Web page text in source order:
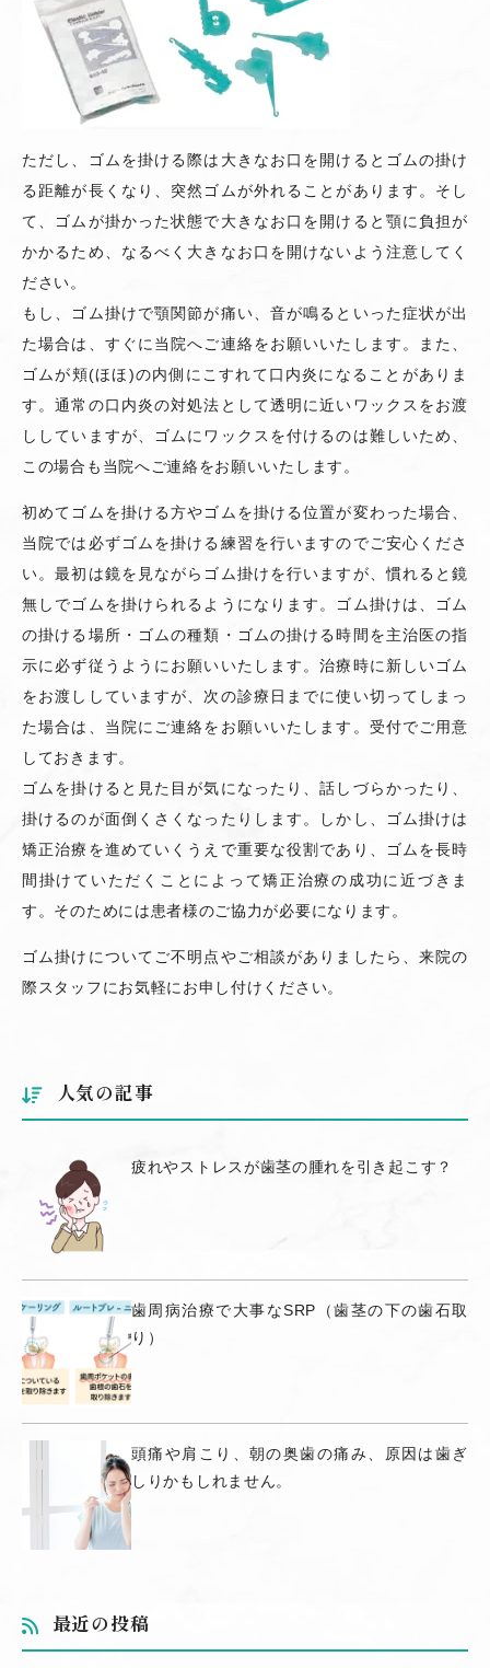
ただし、ゴムを掛ける際は大きなお口を開けるとゴムの掛け
る距離が長くなり、突然ゴムが外れることがあります。そし
て、ゴムが掛かった状態で大きなお口を開けると顎に負担が
かかるため、なるべく大きなお口を開けないよう注意してく
ださい。
もし、ゴム掛けで顎関節が痛い、音が鳴るといった症状が出
た場合は、すぐに当院へご連絡をお願いいたします。また、
ゴムが頬(ほほ)の内側にこすれて口内炎になることがありま
す。通常の口内炎の対処法として透明に近いワックスをお渡
ししていますが、ゴムにワックスを付けるのは難しいため、
この場合も当院へご連絡をお願いいたします。
初めてゴムを掛ける方やゴムを掛ける位置が変わった場合、
当院では必ずゴムを掛ける練習を行いますのでご安心くださ
い。最初は鏡を見ながらゴム掛けを行いますが、慣れると鏡
無しでゴムを掛けられるようになります。ゴム掛けは、ゴム
の掛ける場所・ゴムの種類・ゴムの掛ける時間を主治医の指
示に必ず従うようにお願いいたします。治療時に新しいゴム
をお渡ししていますが、次の診療日までに使い切ってしまっ
た場合は、当院にご連絡をお願いいたします。受付でご用意
しておきます。
ゴムを掛けると見た目が気になったり、話しづらかったり、
掛けるのが面倒くさくなったりします。しかし、ゴム掛けは
矯正治療を進めていくうえで重要な役割であり、ゴムを長時
間掛けていただくことによって矯正治療の成功に近づきま
す。そのためには患者様のご協力が必要になります。
ゴム掛けについてご不明点やご相談がありましたら、来院の
際スタッフにお気軽にお申し付けください。
人気の記事
疲れやストレスが歯茎の腫れを引き起こす？
歯周病治療で大事なSRP（歯茎の下の歯石取
り）
頭痛や肩こり、朝の奥歯の痛み、原因は歯ぎ
しりかもしれません。
最近の投稿